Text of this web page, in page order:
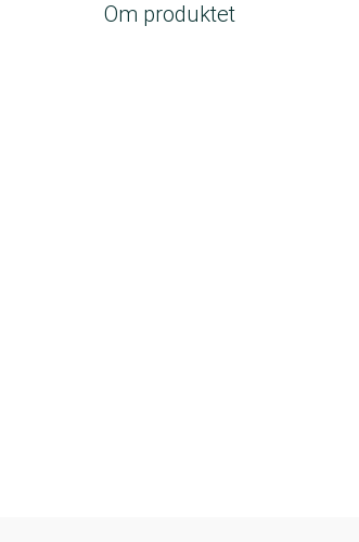
Om produktet